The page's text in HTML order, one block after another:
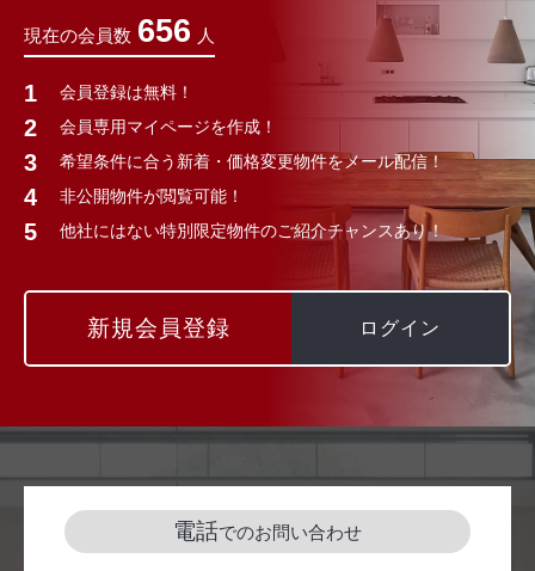
現在の会員数 656 人
会員登録は無料！
会員専用マイページを作成！
希望条件に合う新着・価格変更物件をメール配信！
非公開物件が閲覧可能！
他社にはない特別限定物件のご紹介チャンスあり！
新規会員登録 ログイン
電話でのお問い合わせ